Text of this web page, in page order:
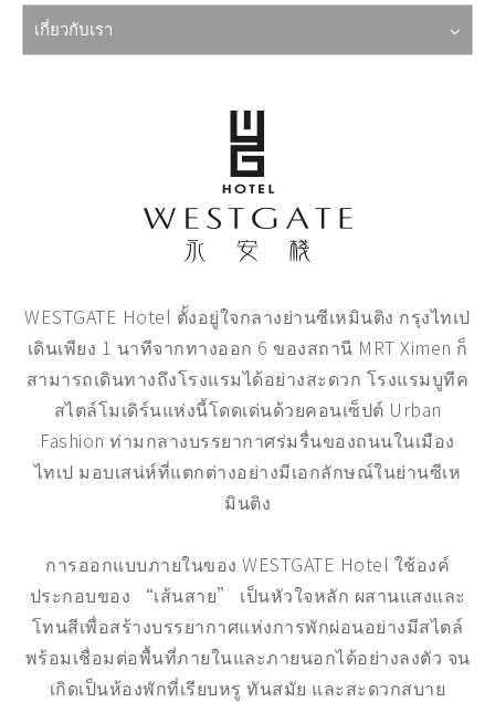
เกี่ยวกับเรา
WESTGATE Hotel ตั้งอยู่ใจกลางย่านซีเหมินติง กรุงไทเป
เดินเพียง 1 นาทีจากทางออก 6 ของสถานี MRT Ximen ก็
สามารถเดินทางถึงโรงแรมได้อย่างสะดวก โรงแรมบูทีค
สไตล์โมเดิร์นแห่งนี้โดดเด่นด้วยคอนเซ็ปต์ Urban
Fashion ท่ามกลางบรรยากาศร่มรื่นของถนนในเมือง
ไทเป มอบเสน่ห์ที่แตกต่างอย่างมีเอกลักษณ์ในย่านซีเห
มินติง
การออกแบบภายในของ WESTGATE Hotel ใช้องค์
ประกอบของ “เส้นสาย” เป็นหัวใจหลัก ผสานแสงและ
โทนสีเพื่อสร้างบรรยากาศแห่งการพักผ่อนอย่างมีสไตล์
พร้อมเชื่อมต่อพื้นที่ภายในและภายนอกได้อย่างลงตัว จน
เกิดเป็นห้องพักที่เรียบหรู ทันสมัย และสะดวกสบาย